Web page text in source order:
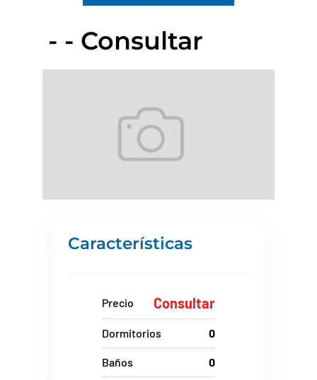
- - Consultar
Características
Precio Consultar
Dormitorios 0
Baños 0